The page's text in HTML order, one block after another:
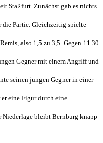
Staßfurt. Zunächst gab es nichts
die Partie. Gleichzeitig spielte
also 1,5 zu 3,5. Gegen 11.30
Gegner mit einem Angriff und
seinen jungen Gegner in einer
eine Figur durch eine
Niederlage bleibt Bernburg knapp